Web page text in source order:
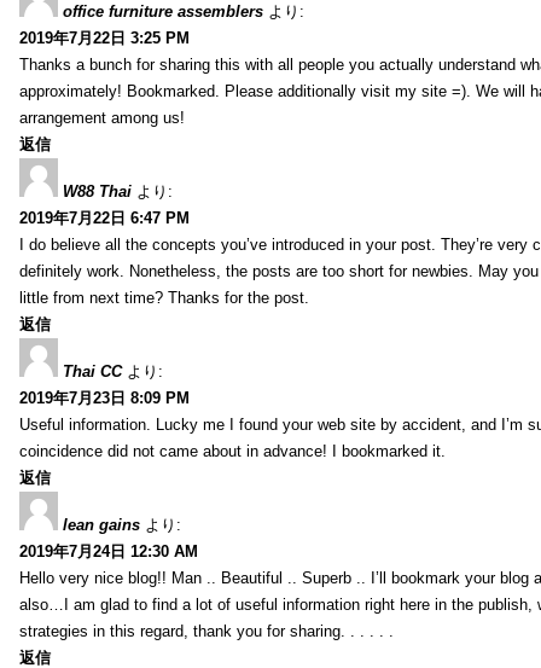
office furniture assemblers より:
2019年7月22日 3:25 PM
Thanks a bunch for sharing this with all people you actually understand
approximately! Bookmarked. Please additionally visit my site =). We will
arrangement among us!
返信
W88 Thai より:
2019年7月22日 6:47 PM
I do believe all the concepts you’ve introduced in your post. They’re very
definitely work. Nonetheless, the posts are too short for newbies. May
little from next time? Thanks for the post.
返信
Thai CC より:
2019年7月23日 8:09 PM
Useful information. Lucky me I found your web site by accident, and I’m
coincidence did not came about in advance! I bookmarked it.
返信
lean gains より:
2019年7月24日 12:30 AM
Hello very nice blog!! Man .. Beautiful .. Superb .. I’ll bookmark your blog
also…I am glad to find a lot of useful information right here in the publish,
strategies in this regard, thank you for sharing. . . . . .
返信